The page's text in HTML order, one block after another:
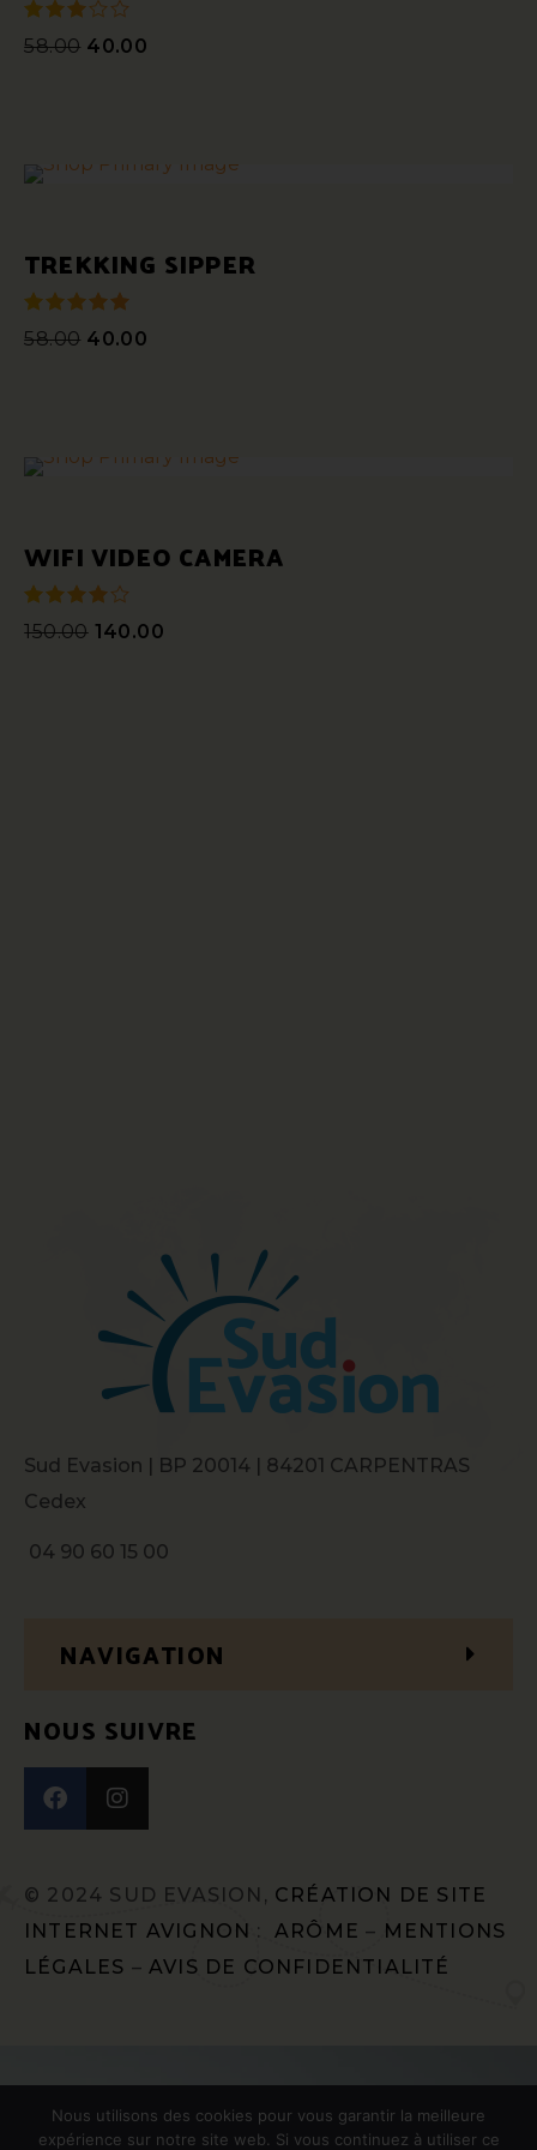
sur 5
58.00 40.00
TREKKING SIPPER
sur 5
58.00 40.00
WIFI VIDEO CAMERA
sur 5
150.00 140.00
Sud Evasion | BP 20014 | 84201 CARPENTRAS
Cedex
04 90 60 15 00
NAVIGATION
NOUS SUIVRE
© 2024 SUD EVASION, CRÉATION DE SITE
INTERNET AVIGNON :ARÔME – MENTIONS
LÉGALES –AVIS DE CONFIDENTIALITÉ
Nous utilisons des cookies pour vous garantir la meilleure
expérience sur notre site web. Si vous continuez à utiliser ce